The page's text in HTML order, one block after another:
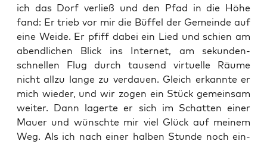
ich das Dorf ver­ließ und den Pfad in die Höhe
fand: Er trieb vor mir die Büf­fel der Gemein­de auf
eine Wei­de. Er pfiff dabei ein Lied und schien am
abend­li­chen Blick ins Inter­net, am sekun­den­
schnel­len Flug durch tau­send vir­tu­el­le Räu­me
nicht all­zu lan­ge zu ver­dau­en. Gleich erkann­te er
mich wie­der, und wir zogen ein Stück gemein­sam
wei­ter. Dann lager­te er sich im Schat­ten einer
Mau­er und wünsch­te mir viel Glück auf mei­nem
Weg. Als ich nach einer hal­ben Stun­de noch ein­